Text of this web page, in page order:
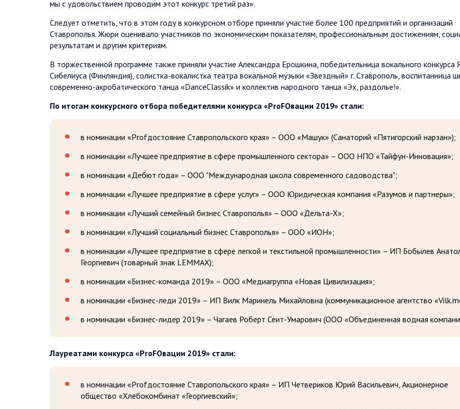
мы с удовольствием проводим этот конкурс третий раз».
Следует отметить, что в этом году в конкурсном отборе приняли участие более 100 предприятий и организаций
Ставрополья. Жюри оценивало участников по экономическим показателям, профессиональным достижениям,
результатам и другим критериям.
В торжественной программе также приняли участие Александра Ерошкина, победительница вокального конкурса
Сибелиуса (Финляндия), солистка-вокалистка театра вокальной музыки «Звездный» г. Ставрополь, воспитанница
современно-акробатического танца «DanceClassik» и коллектив народного танца «Эх, раздолье!».
По итогам конкурсного отбора победителями конкурса «РrоFОвации 2019» стали:
в номинации «Рrоfдостояние Ставропольского края» – ООО «Машук» (Санаторий «Пятигорский нарзан»);
в номинации «Лучшее предприятие в сфере промышленного сектора» – ООО НПО «Тайфун-Инновация»;
в номинации «Дебют года» – ООО "Международная школа современного садоводства";
в номинации «Лучшее предприятие в сфере услуг» – ООО Юридическая компания «Разумов и партнеры»;
в номинации «Лучший семейный бизнес Ставрополья» – ООО «Дельта-Х»;
в номинации «Лучший социальный бизнес Ставрополья» – ООО «ИОН»;
в номинации «Лучшее предприятие в сфере легкой и текстильной промышленности» – ИП Бобылев
Георгиевич (товарный знак LEMMAX);
в номинации «Бизнес-команда 2019» – ООО «Медиагруппа «Новая Цивилизация»;
в номинации «Бизнес-леди 2019» – ИП Вилк Маринель Михайловна (коммуникационное агентство
в номинации «Бизнес-лидер 2019» – Чагаев Роберт Сеит-Умарович (ООО «Объединенная водная
Лауреатами конкурса «РrоFОвации 2019» стали:
в номинации «Рrоfдостояние Ставропольского края» – ИП Четвериков Юрий Васильевич, Акционерное
общество «Хлебокомбинат «Георгиевский»;